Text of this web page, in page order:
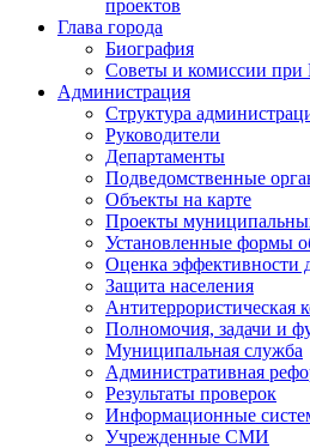
проектов
Глава города
Биография
Советы и комиссии при
Администрация
Структура
Руководители
Департаменты
Подведомственные
Объекты на карте
Проекты
Установленные формы
Оценка эффективности
Защита населения
Антитеррористическая
Полномочия, задачи и
Муниципальная служба
Административная
Результаты проверок
Информационные
Учрежденные СМИ